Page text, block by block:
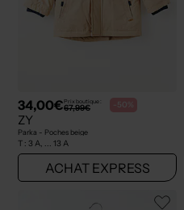
34,00€Prix boutique :
67,99€ -50%
ZY
Parka - Poches beige
T : 3 A, ... 13 A
ACHAT EXPRESS